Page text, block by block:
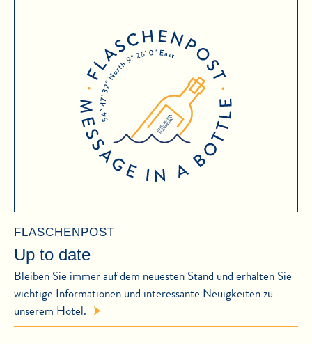
FLASCHENPOST
Up to date
Bleiben Sie immer auf dem neuesten Stand und erhalten Sie
wichtige Informationen und interessante Neuigkeiten zu
unserem Hotel.